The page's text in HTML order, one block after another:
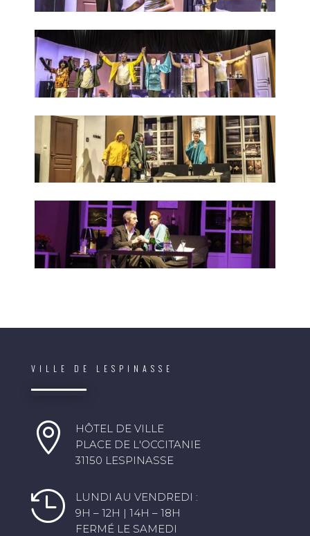
VILLE DE LESPINASSE

HÔTEL DE VILLE
PLACE DE L'OCCITANIE
31150 LESPINASSE

LUNDI AU VENDREDI :
9H – 12H | 14H – 18H
FERMÉ LE SAMEDI